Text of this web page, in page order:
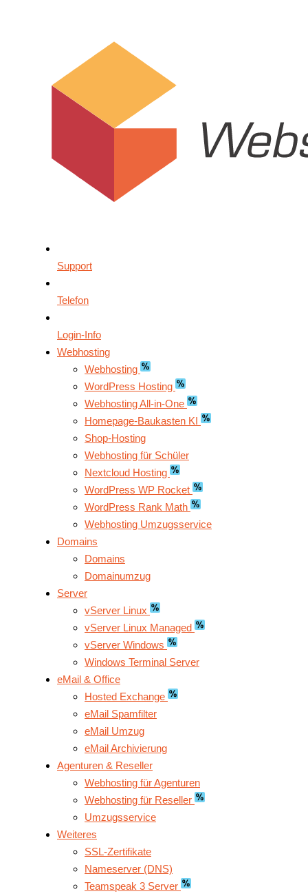
Support
Telefon
Login-Info
Webhosting
Webhosting
WordPress Hosting
Webhosting All-in-One
Homepage-Baukasten KI
Shop-Hosting
Webhosting für Schüler
Nextcloud Hosting
WordPress WP Rocket
WordPress Rank Math
Webhosting Umzugsservice
Domains
Domains
Domainumzug
Server
vServer Linux
vServer Linux Managed
vServer Windows
Windows Terminal Server
eMail & Office
Hosted Exchange
eMail Spamfilter
eMail Umzug
eMail Archivierung
Agenturen & Reseller
Webhosting für Agenturen
Webhosting für Reseller
Umzugsservice
Weiteres
SSL-Zertifikate
Nameserver (DNS)
Teamspeak 3 Server